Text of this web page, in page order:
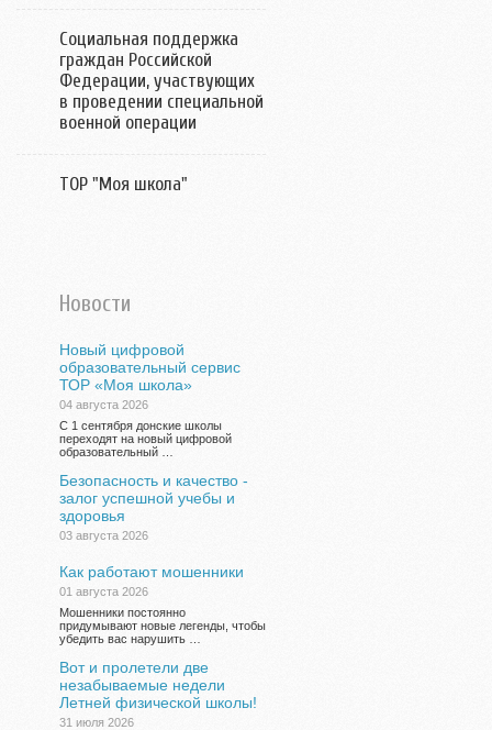
Социальная поддержка
граждан Российской
Федерации, участвующих
в проведении специальной
военной операции
ТОР "Моя школа"
Новости
Новый цифровой
образовательный сервис
ТОР «Моя школа»
04 августа 2026
С 1 сентября донские школы
переходят на новый цифровой
образовательный …
Безопасность и качество -
залог успешной учебы и
здоровья
03 августа 2026
Как работают мошенники
01 августа 2026
Мошенники постоянно
придумывают новые легенды, чтобы
убедить вас нарушить …
Вот и пролетели две
незабываемые недели
Летней физической школы!
31 июля 2026